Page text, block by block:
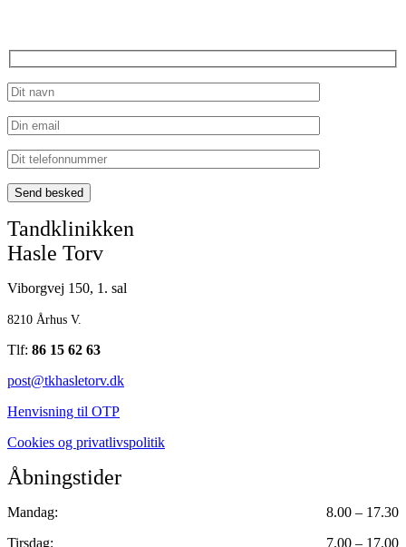
Send besked
Tandklinikken
Hasle Torv
Viborgvej 150, 1. sal
8210 Århus V.
Tlf: 86 15 62 63
post@tkhasletorv.dk
Henvisning til OTP
Cookies og privatlivspolitik
Åbningstider
Mandag:
8.00 – 17.30
Tirsdag:
7.00 – 17.00